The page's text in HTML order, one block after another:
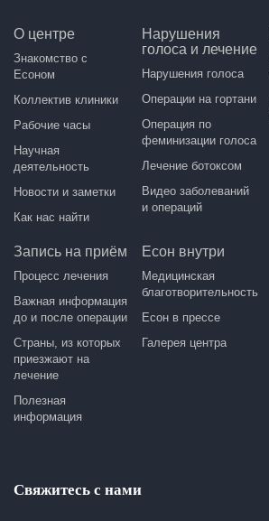
О центре
Знакомство с
Есоном
Коллектив клиники
Рабочие часы
Научная
деятельность
Новости и заметки
Как нас найти
Нарушения
голоса и лечение
Нарушения голоса
Операции на гортани
Операция по
феминизации голоса
Лечение ботоксом
Видео заболеваний
и операций
Запись на приём
Процесс лечения
Важная информация
до и после операции
Страны, из которых
приезжают на
лечение
Полезная
информация
Есон внутри
Медицинская
благотворительность
Есон в прессе
Галерея центра
Свяжитесь с нами